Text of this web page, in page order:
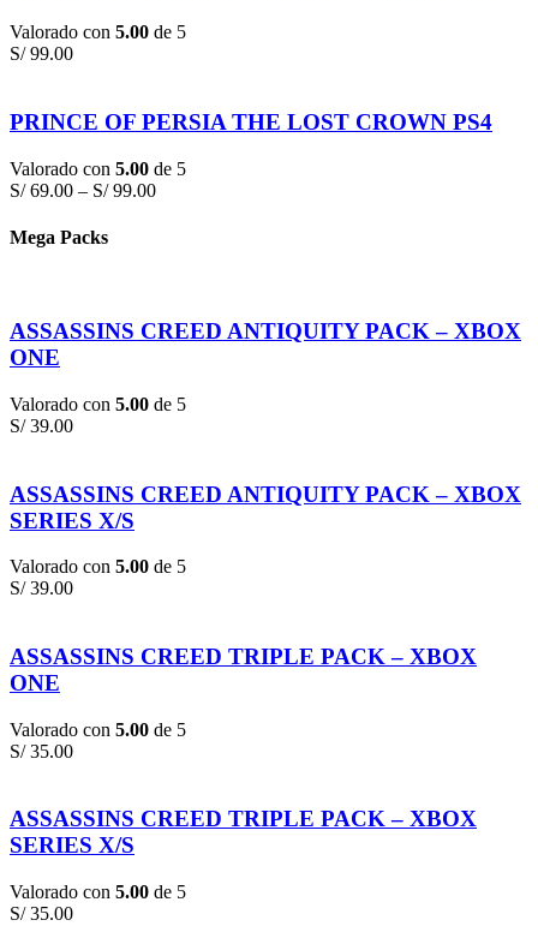
Valorado con 5.00 de 5
S/99.00
PRINCE OF PERSIA THE LOST CROWN PS4
Valorado con 5.00 de 5
S/69.00 – S/99.00
Mega Packs
ASSASSINS CREED ANTIQUITY PACK – XBOX
ONE
Valorado con 5.00 de 5
S/39.00
ASSASSINS CREED ANTIQUITY PACK – XBOX
SERIES X/S
Valorado con 5.00 de 5
S/39.00
ASSASSINS CREED TRIPLE PACK – XBOX
ONE
Valorado con 5.00 de 5
S/35.00
ASSASSINS CREED TRIPLE PACK – XBOX
SERIES X/S
Valorado con 5.00 de 5
S/35.00